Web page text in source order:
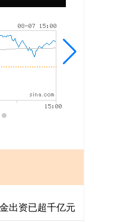
出资已超千亿元